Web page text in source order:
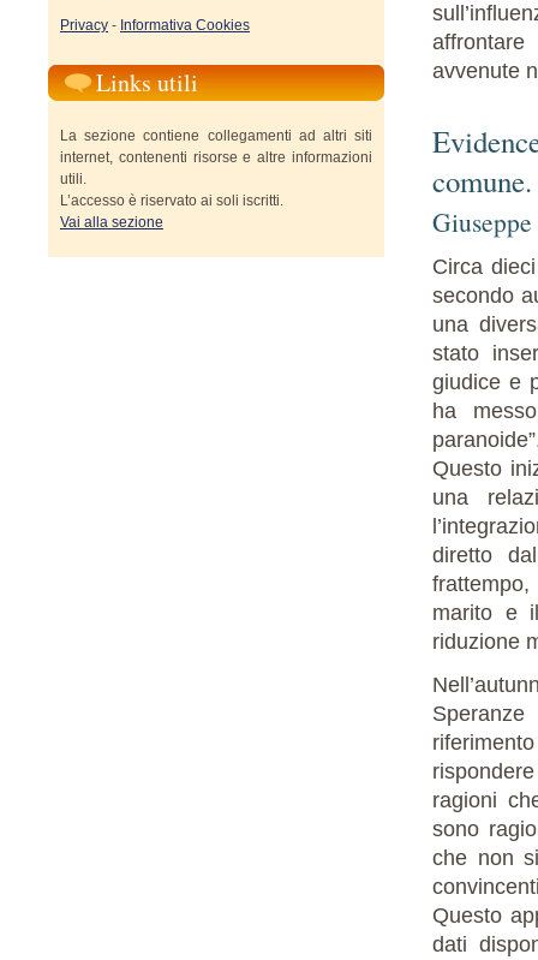
avvenute
comune.
Circa
secondo
una
stato
giudice e
ha
Questo
una
diretto
marito e
riduzione
ragioni
sono
che non
Questo
dati
Privacy - Informativa Cookies
Links utili
La sezione contiene collegamenti ad altri siti
internet, contenenti risorse e altre informazioni
utili.
L’accesso è riservato ai soli iscritti.
Vai alla sezione